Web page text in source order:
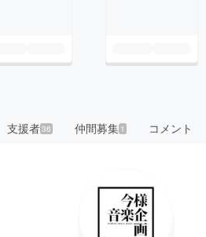
支援者36 仲間募集 1 コメント